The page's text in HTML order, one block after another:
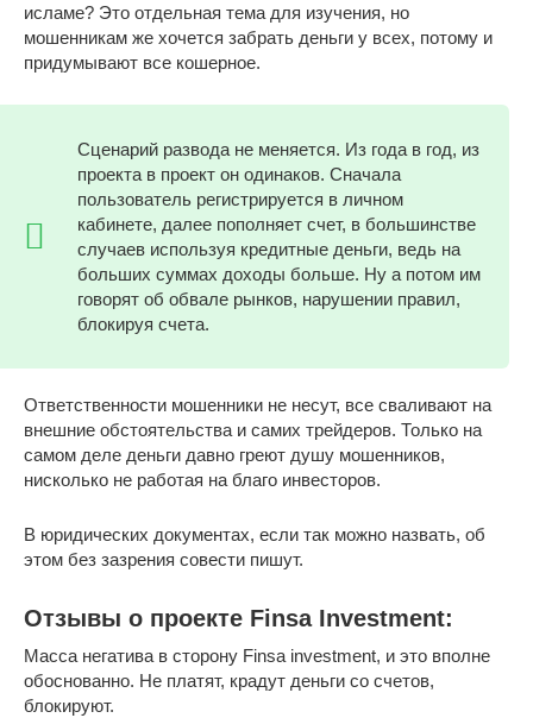
исламе? Это отдельная тема для изучения, но
мошенникам же хочется забрать деньги у всех, потому и
придумывают все кошерное.
Сценарий развода не меняется. Из года в год, из
проекта в проект он одинаков. Сначала
пользователь регистрируется в личном
кабинете, далее пополняет счет, в большинстве
случаев используя кредитные деньги, ведь на
больших суммах доходы больше. Ну а потом им
говорят об обвале рынков, нарушении правил,
блокируя счета.
Ответственности мошенники не несут, все сваливают на
внешние обстоятельства и самих трейдеров. Только на
самом деле деньги давно греют душу мошенников,
нисколько не работая на благо инвесторов.
В юридических документах, если так можно назвать, об
этом без зазрения совести пишут.
Отзывы о проекте Finsa Investment:
Масса негатива в сторону Finsa investment, и это вполне
обоснованно. Не платят, крадут деньги со счетов,
блокируют.